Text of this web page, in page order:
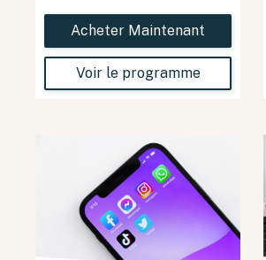
Acheter Maintenant
Voir le programme